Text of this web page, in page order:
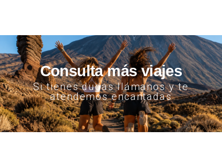
Consulta más viajes
Si tienes dudas llámanos y te
atendemos encantadas